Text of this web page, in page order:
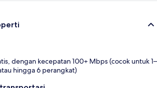
dengan kecepatan 100+ Mbps (cocok untuk 1–
hingga 6 perangkat)